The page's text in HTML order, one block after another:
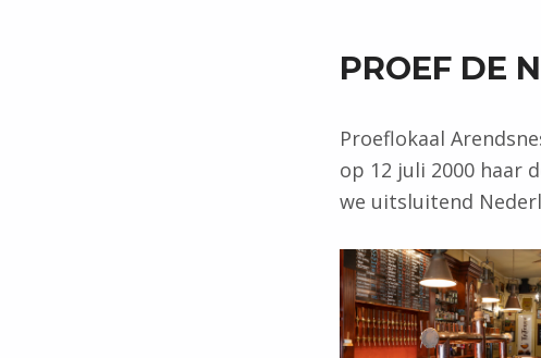
PROEF DE
Proeflokaal
op 12 juli 2000 haar
we uitsluitend